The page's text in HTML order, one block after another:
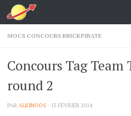
Skip to content
MOCS CONCOURS BRICKPIRATE
Concours Tag
round 2
PAR ALKINOOS · 15 FÉVRIER 2014